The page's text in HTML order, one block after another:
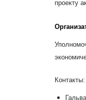
проекту
Контакты: